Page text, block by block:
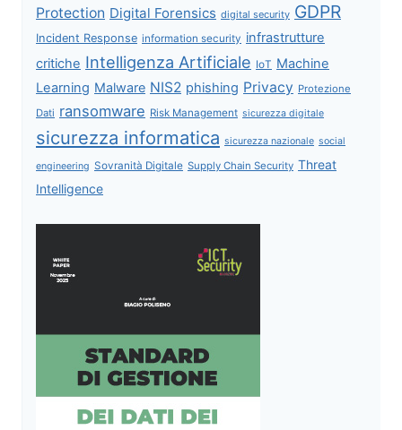
Protection Digital Forensics digital security GDPR
Incident Response information security infrastrutture
critiche Intelligenza Artificiale IoT Machine
Learning Malware NIS2 phishing Privacy Protezione
Dati ransomware Risk Management sicurezza digitale
sicurezza informatica sicurezza nazionale social
engineering Sovranità Digitale Supply Chain Security Threat
Intelligence